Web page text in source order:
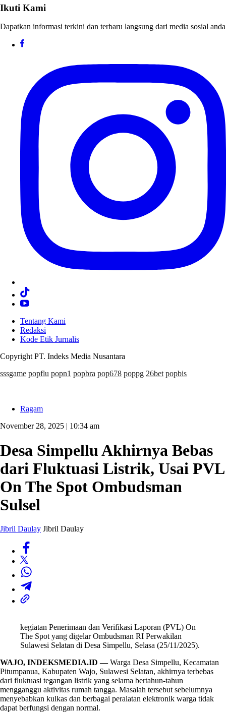
Ikuti Kami
Dapatkan informasi terkini dan terbaru langsung dari media sosial anda
Tentang Kami
Redaksi
Kode Etik Jurnalis
Copyright PT. Indeks Media Nusantara
sssgame popflu popn1 popbra pop678 poppg 26bet popbis
Ragam
November 28, 2025 | 10:34 am
Desa Simpellu Akhirnya Bebas
dari Fluktuasi Listrik, Usai PVL
On The Spot Ombudsman
Sulsel
Jibril Daulay Jibril Daulay
kegiatan Penerimaan dan Verifikasi Laporan (PVL) On
The Spot yang digelar Ombudsman RI Perwakilan
Sulawesi Selatan di Desa Simpellu, Selasa (25/11/2025).
WAJO, INDEKSMEDIA.ID —Warga Desa Simpellu, Kecamatan
Pitumpanua, Kabupaten Wajo, Sulawesi Selatan, akhirnya terbebas
dari fluktuasi tegangan listrik yang selama bertahun-tahun
mengganggu aktivitas rumah tangga. Masalah tersebut sebelumnya
menyebabkan kulkas dan berbagai peralatan elektronik warga tidak
dapat berfungsi dengan normal.